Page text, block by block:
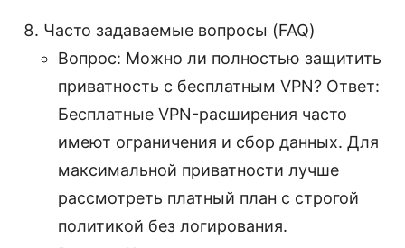
Часто задаваемые вопросы (FAQ)
Вопрос: Можно ли полностью защитить
приватность с бесплатным VPN? Ответ:
Бесплатные VPN-расширения часто
имеют ограничения и сбор данных. Для
максимальной приватности лучше
рассмотреть платный план с строгой
политикой без логирования.